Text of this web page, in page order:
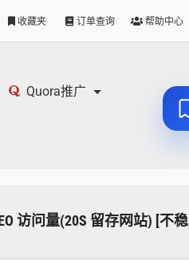
收藏夹 订单查询 帮助中心
Quora推广
访问量(20S 留存网站) [不稳